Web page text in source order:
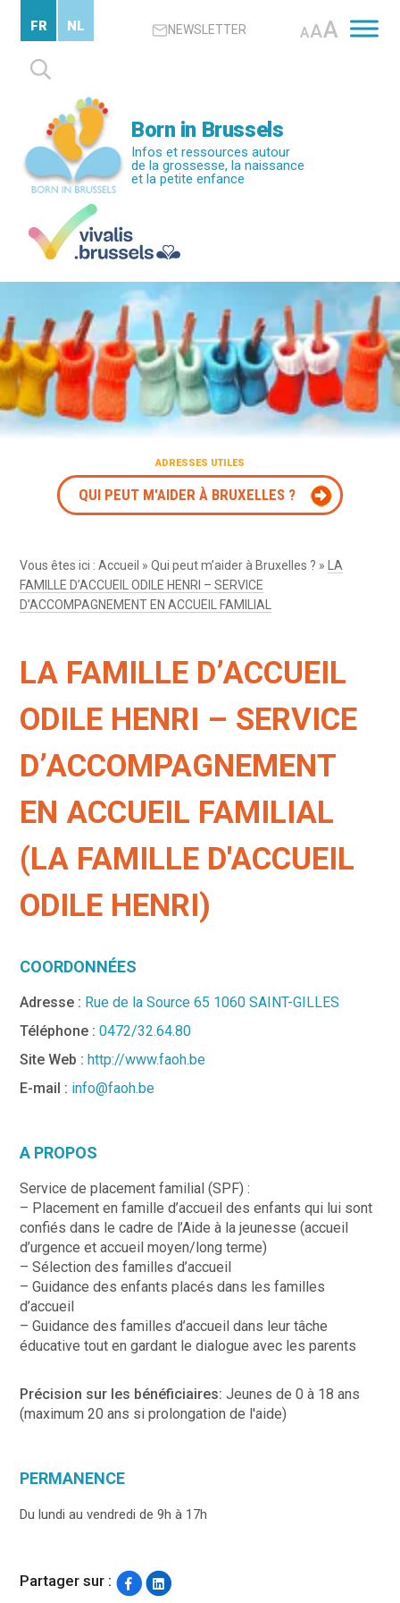
contenu
principal
NEWSLETTER AAA
Rechercher :
FR NL
Born in Brussels
Infos et ressources autour
de la grossesse, la naissance
et la petite enfance
ADRESSES UTILES
QUI PEUT M'AIDER À BRUXELLES ?
Vous êtes ici :Accueil »Qui peut m’aider à Bruxelles ? »
LA
FAMILLE D’ACCUEIL ODILE HENRI – SERVICE
D’ACCOMPAGNEMENT EN ACCUEIL FAMILIAL
LA FAMILLE D’ACCUEIL
ODILE HENRI – SERVICE
D’ACCOMPAGNEMENT
EN ACCUEIL FAMILIAL
(LA FAMILLE D'ACCUEIL
ODILE HENRI)
COORDONNÉES
Adresse : Rue de la Source 65 1060 SAINT-GILLES
Téléphone :0472/32.64.80
Site Web : http://www.faoh.be
E-mail : info@faoh.be
A PROPOS
Service de placement familial (SPF) :
– Placement en famille d’accueil des enfants qui lui sont
confiés dans le cadre de l’Aide à la jeunesse (accueil
d’urgence et accueil moyen/long terme)
– Sélection des familles d’accueil
– Guidance des enfants placés dans les familles
d’accueil
– Guidance des familles d’accueil dans leur tâche
éducative tout en gardant le dialogue avec les parents
Précision sur les bénéficiaires:Jeunes de 0 à 18 ans
(maximum 20 ans si prolongation de l'aide)
PERMANENCE
Du lundi au vendredi de 9h à 17h
Partager sur :